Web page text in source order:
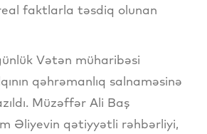
faktlarla təsdiq olunan
Vətən müharibəsi
qəhrəmanlıq salnaməsinə
Müzəffər Ali Baş
Əliyevin qətiyyətli rəhbərliyi,